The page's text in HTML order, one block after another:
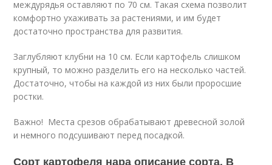
междурядья оставляют по 70 см. Такая схема позволит
комфортно ухаживать за растениями, и им будет
достаточно пространства для развития.
Заглубляют клубни на 10 см. Если картофель слишком
крупный, то можно разделить его на несколько частей.
Достаточно, чтобы на каждой из них были проросшие
ростки.
Важно! Места срезов обрабатывают древесной золой
и немного подсушивают перед посадкой.
Сорт картофеля нара описание сорта. В